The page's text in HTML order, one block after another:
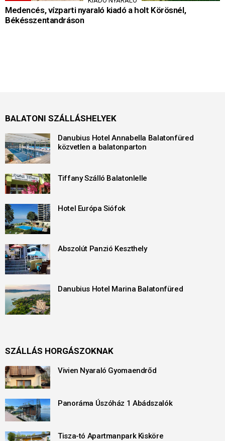
Medencés, vízparti nyaraló kiadó a holt Körösnél,
Békésszentandráson
BALATONI SZÁLLÁSHELYEK
Danubius Hotel Annabella Balatonfüred
közvetlen a balatonparton
Tiffany Szálló Balatonlelle
Hotel Európa Siófok
Abszolút Panzió Keszthely
Danubius Hotel Marina Balatonfüred
SZÁLLÁS HORGÁSZOKNAK
Vivien Nyaraló Gyomaendrőd
Panoráma Úszóház 1 Abádszalók
Tisza-tó Apartmanpark Kisköre